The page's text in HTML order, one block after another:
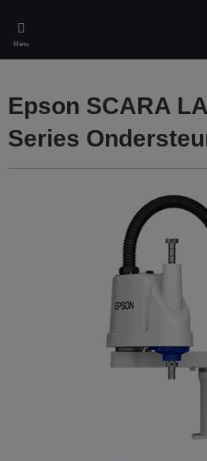
main
content
Menu
Epson SCARA
Series